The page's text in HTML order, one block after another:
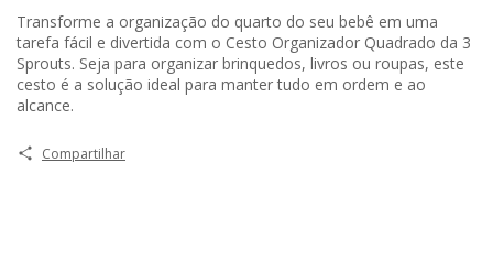
Transforme a organização do quarto do seu bebê em uma
tarefa fácil e divertida com o Cesto Organizador Quadrado da 3
Sprouts. Seja para organizar brinquedos, livros ou roupas, este
cesto é a solução ideal para manter tudo em ordem e ao
alcance.
Compartilhar